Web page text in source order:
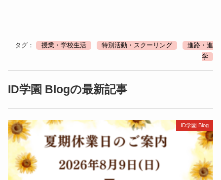
タグ： 授業・学校生活 特別活動・スクーリング
進路・進
学
ID学園 Blogの最新記事
ID学園 Blog